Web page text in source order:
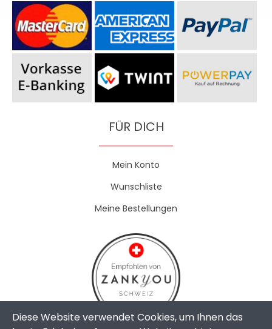
FÜR DICH
Mein Konto
Wunschliste
Meine Bestellungen
Diese Website verwendet Cookies, um Ihnen das